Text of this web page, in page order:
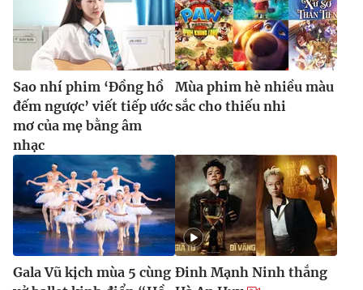
Sao nhí phim ‘Đồng hồ
đếm ngược’ viết tiếp ước
mơ của mẹ bằng âm
nhạc
Mùa phim hè nhiều màu
sắc cho thiếu nhi
Gala Vũ kịch mùa 5 cùng Đinh Mạnh Ninh thắng